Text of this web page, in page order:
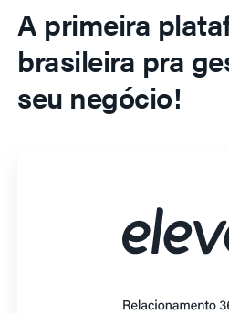
A primeira
brasileira pra
seu negócio!